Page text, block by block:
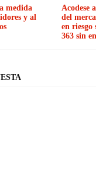
medida
y al
Acodese
del
en riesgo
363 sin